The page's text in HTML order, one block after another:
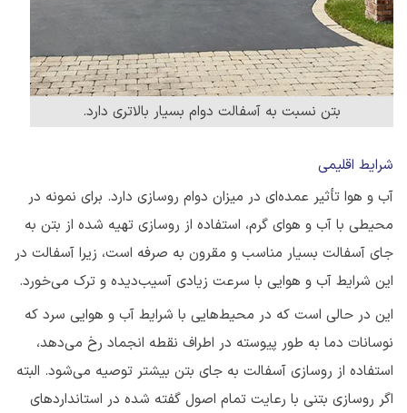
بتن نسبت به آسفالت دوام بسیار بالاتری دارد.
شرایط اقلیمی
آب و هوا تأثیر عمده‌ای در میزان دوام روسازی دارد. برای نمونه در
محیطی با آب و هوای گرم، استفاده از روسازی تهیه شده از بتن به
جای آسفالت بسیار مناسب و مقرون به صرفه است، زیرا آسفالت در
این شرایط آب و هوایی با سرعت زیادی آسیب‌دیده و ترک می‌خورد.
این در حالی است که در محیط‌هایی با شرایط آب و هوایی سرد که
نوسانات دما به طور پیوسته در اطراف نقطه انجماد رخ می‌دهد،
استفاده از روسازی آسفالت به جای بتن بیشتر توصیه می‌شود. البته
اگر روسازی بتنی با رعایت تمام اصول گفته شده در استانداردهای